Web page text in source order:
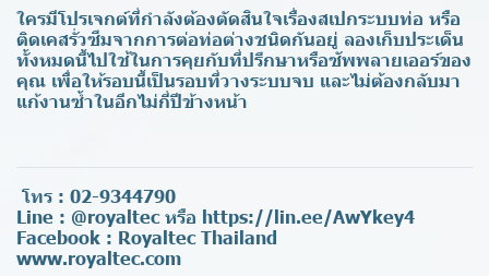
ใครมีโปรเจกต์ที่กำลังต้องตัดสินใจเรื่องสเปกระบบท่อ หรือ
ติดเคสรั่วซึมจากการต่อท่อต่างชนิดกันอยู่ ลองเก็บประเด็น
ทั้งหมดนี้ไปใช้ในการคุยกับที่ปรึกษาหรือซัพพลายเออร์ของ
คุณ เพื่อให้รอบนี้เป็นรอบที่วางระบบจบ และไม่ต้องกลับมา
แก้งานซ้ำในอีกไม่กี่ปีข้างหน้า
โทร : 02-9344790
Line : @royaltecหรือ https://lin.ee/AwYkey4
Facebook : Royaltec Thailand
www.royaltec.com